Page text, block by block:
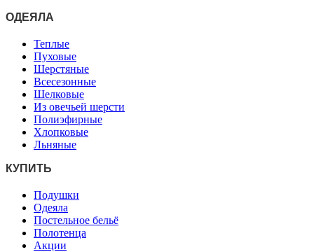
ОДЕЯЛА
Теплые
Пуховые
Шерстяные
Всесезонные
Шелковые
Из овечьей шерсти
Полиэфирные
Хлопковые
Льняные
КУПИТЬ
Подушки
Одеяла
Постельное бельё
Полотенца
Акции